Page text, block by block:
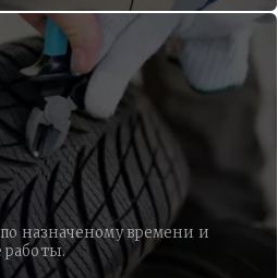
назначеному времени и
работы.